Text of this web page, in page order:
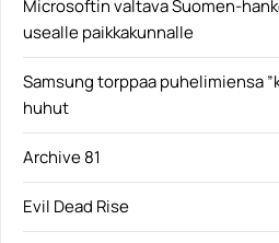
Microsoftin valtava Suomen-
usealle paikkakunnalle
Samsung torppaa puhelimiensa
huhut
Archive 81
Evil Dead Rise